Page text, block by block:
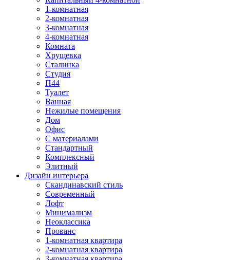
1-комнатная
2-комнатная
3-комнатная
4-комнатная
Комната
Хрущевка
Сталинка
Студия
П44
Туалет
Ванная
Нежилые помещения
Дом
Офис
С материалами
Стандартный
Комплексный
Элитный
Дизайн интерьера
Скандинавский стиль
Современный
Лофт
Минимализм
Неоклассика
Прованс
1-комнатная квартира
2-комнатная квартира